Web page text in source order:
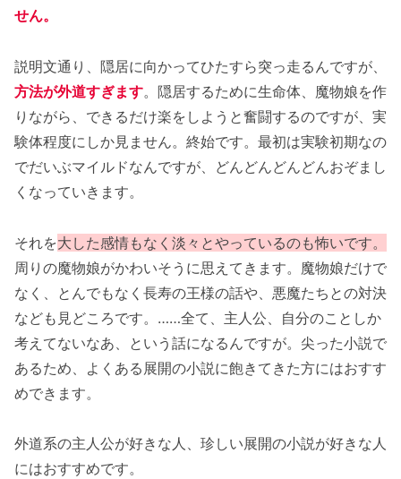
せん。
説明文通り、隠居に向かってひたすら突っ走るんですが、
方法が外道すぎます。隠居するために生命体、魔物娘を作
りながら、できるだけ楽をしようと奮闘するのですが、実
験体程度にしか見ません。終始です。最初は実験初期なの
でだいぶマイルドなんですが、どんどんどんどんおぞまし
くなっていきます。
それを大した感情もなく淡々とやっているのも怖いです。
周りの魔物娘がかわいそうに思えてきます。魔物娘だけで
なく、とんでもなく長寿の王様の話や、悪魔たちとの対決
なども見どころです。……全て、主人公、自分のことしか
考えてないなあ、という話になるんですが。尖った小説で
あるため、よくある展開の小説に飽きてきた方にはおすす
めできます。
外道系の主人公が好きな人、珍しい展開の小説が好きな人
にはおすすめです。